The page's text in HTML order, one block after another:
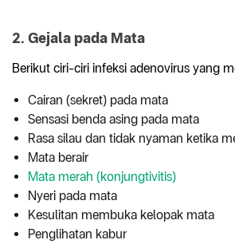
2. Gejala pada Mata
Berikut ciri-ciri infeksi adenovirus yang
Cairan (sekret) pada mata
Sensasi benda asing pada mata
Rasa silau dan tidak nyaman ketika
Mata berair
Mata merah (konjungtivitis)
Nyeri pada mata
Kesulitan membuka kelopak mata
Penglihatan kabur